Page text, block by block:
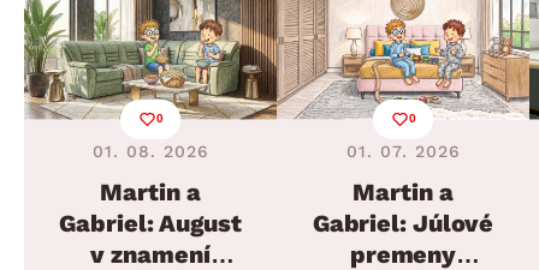
0
01. 08. 2026
Martin a
Gabriel: August
v znamení
0
01. 07. 2026
Martin a
Gabriel: Júlové
premeny